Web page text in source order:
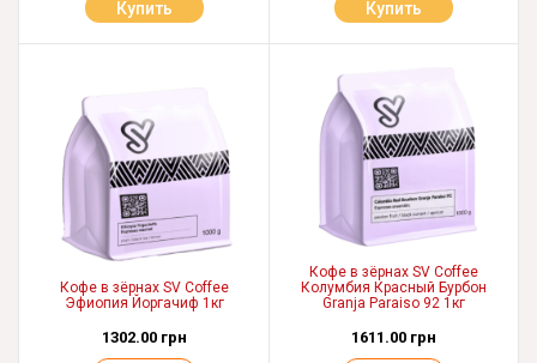
Купить Купить
Кофе в зёрнах SV Coffee
Эфиопия Йоргачиф 1кг
1302.00 грн
Кофе в зёрнах SV Coffee
Колумбия Красный Бурбон
Granja Paraiso 92 1кг
1611.00 грн